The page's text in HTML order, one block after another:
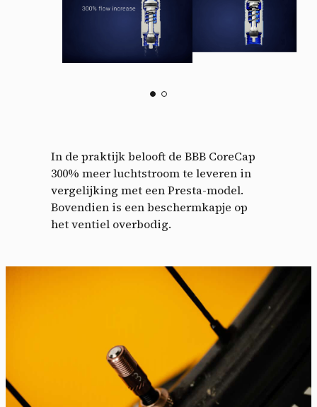
In de praktijk belooft de BBB CoreCap
300% meer luchtstroom te leveren in
vergelijking met een Presta-model.
Bovendien is een beschermkapje op
het ventiel overbodig.